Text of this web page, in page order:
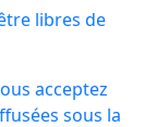
libres de
acceptez
sous la